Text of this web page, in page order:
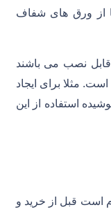
از ورق های شفاف
نصب می باشند
مثلا برای ایجاد
استفاده از این
است قبل از خرید و